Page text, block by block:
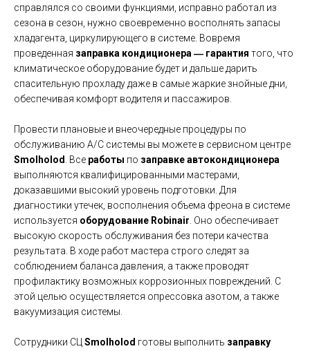
справлялся со своими функциями, исправно работал из
сезона в сезон, нужно своевременно восполнять запасы
хладагента, циркулирующего в системе. Вовремя
проведенная заправка кондиционера ― гарантия того, что
климатическое оборудование будет и дальше дарить
спасительную прохладу даже в самые жаркие знойные дни,
обеспечивая комфорт водителя и пассажиров.
Провести плановые и внеочередные процедуры по
обслуживанию A/C системы вы можете в сервисном центре
Smolholod
. Все работы по заправке автокондиционера
выполняются квалифицированными мастерами,
доказавшими высокий уровень подготовки. Для
диагностики утечек, восполнения объема фреона в системе
используется оборудование Robinair . Оно обеспечивает
высокую скорость обслуживания без потери качества
результата. В ходе работ мастера строго следят за
соблюдением баланса давления, а также проводят
профилактику возможных коррозионных повреждений. С
этой целью осуществляется опрессовка азотом, а также
вакуумизация системы.
Сотрудники СЦ Smolholod готовы выполнить заправку